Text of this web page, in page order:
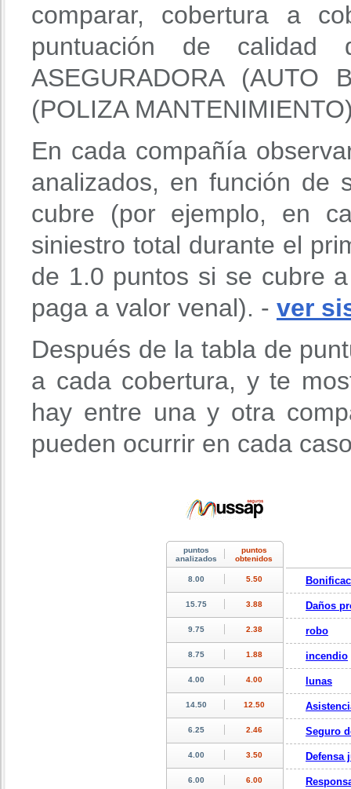
comparar, cobertura a
puntuación de calidad
ASEGURADORA
(POLIZA
En cada compañía
analizados, en función de
cubre (por ejemplo, en
siniestro total durante el
de 1.0 puntos si se cubre
paga a valor venal). - ver
Después de la tabla de
a cada cobertura, y te
hay entre una y otra
pueden ocurrir en cada
Daños
robo
incendio
lunas
Seguro
Defensa